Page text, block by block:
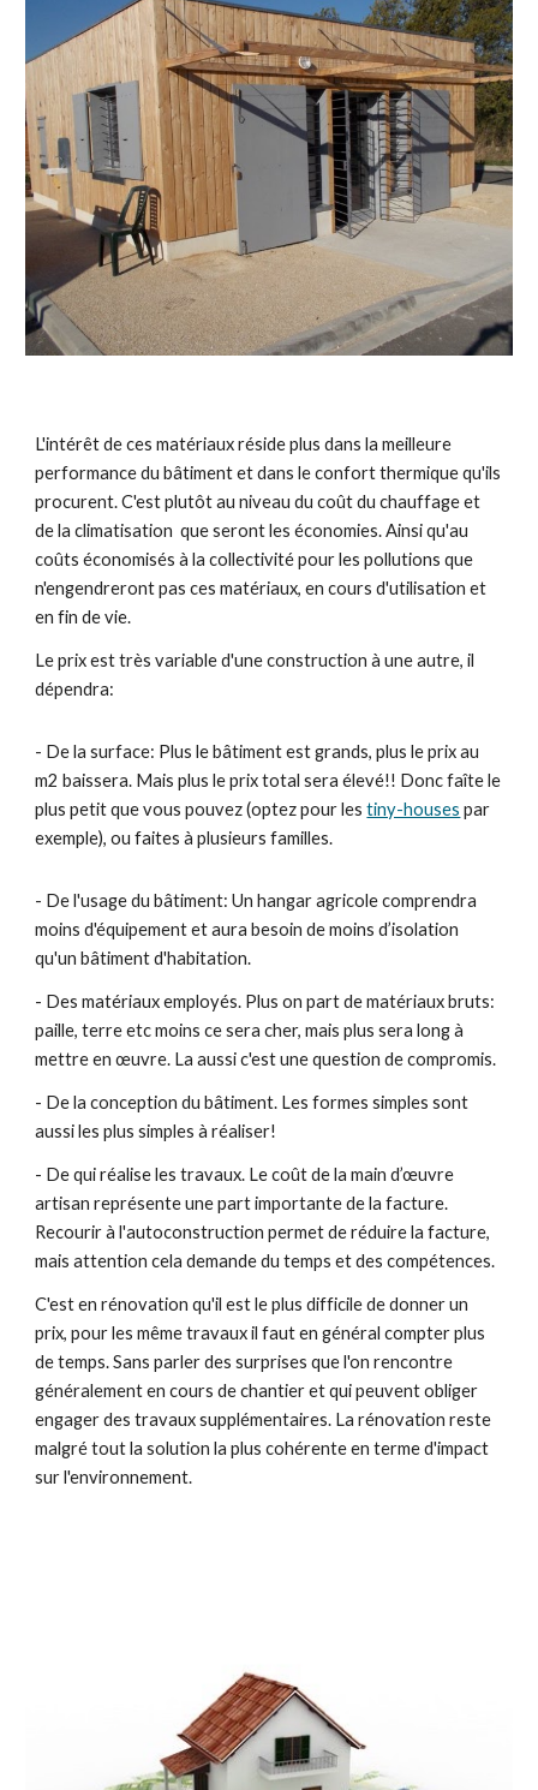
L'intérêt de ces matériaux réside plus dans la meilleure
performance du bâtiment et dans le confort thermique qu'ils
procurent. C'est plutôt au niveau du coût du chauffage et
de la climatisation que seront les économies. Ainsi qu'au
coûts économisés à la collectivité pour les pollutions que
n'engendreront pas ces matériaux, en cours d'utilisation et
en fin de vie.
Le prix est très variable d'une construction à une autre, il
dépendra:
- De la surface: Plus le bâtiment est grands, plus le prix au
m2 baissera. Mais plus le prix total sera élevé!! Donc faîte le
plus petit que vous pouvez (optez pour lestiny-houses par
exemple), ou faites à plusieurs familles.
- De l'usage du bâtiment: Un hangar agricole comprendra
moins d'équipement et aura besoin de moins d’isolation
qu'un bâtiment d'habitation.
- Des matériaux employés. Plus on part de matériaux bruts:
paille, terre etc moins ce sera cher, mais plus sera long à
mettre en œuvre. La aussi c'est une question de compromis.
- De la conception du bâtiment. Les formes simples sont
aussi les plus simples à réaliser!
- De qui réalise les travaux. Le coût de la main d’œuvre
artisan représente une part importante de la facture.
Recourir à l'autoconstruction permet de réduire la facture,
mais attention cela demande du temps et des compétences.
C'est en rénovation qu'il est le plus difficile de donner un
prix, pour les même travaux il faut en général compter plus
de temps. Sans parler des surprises que l'on rencontre
généralement en cours de chantier et qui peuvent obliger
engager des travaux supplémentaires. La rénovation reste
malgré tout la solution la plus cohérente en terme d'impact
sur l'environnement.